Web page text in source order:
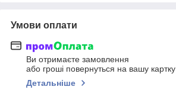
Умови оплати
Ви отримаєте замовлення
або гроші повернуться на вашу картку
Детальніше